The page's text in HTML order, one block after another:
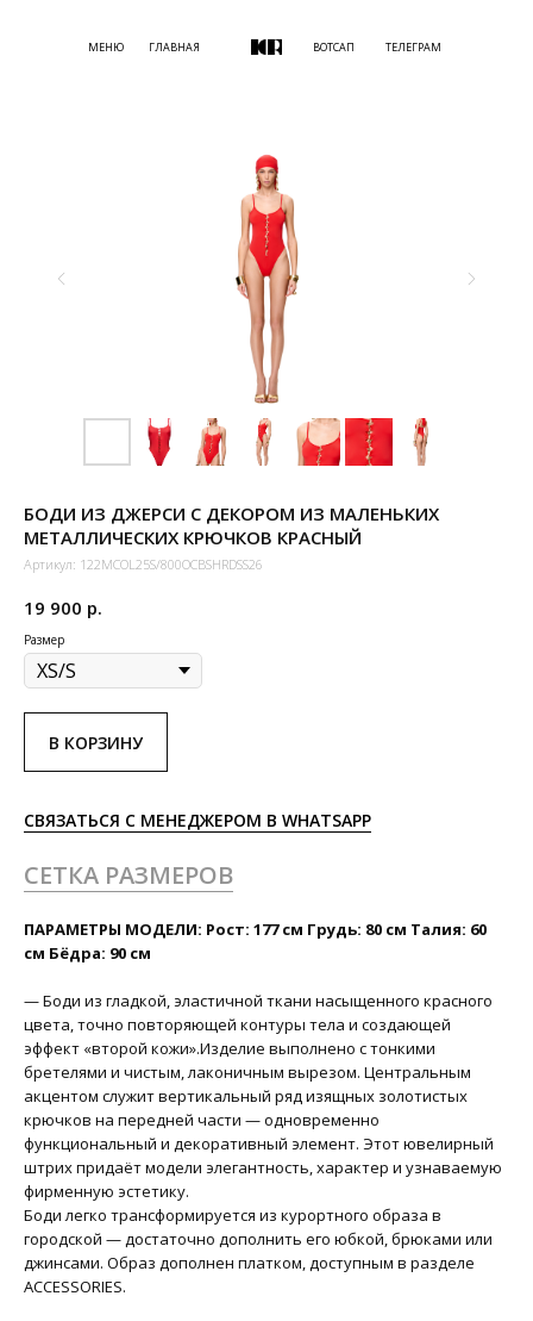
ВОТСАП ТЕЛЕГРАМ
МЕНЮ ГЛАВНАЯ
БОДИ ИЗ ДЖЕРСИ С ДЕКОРОМ ИЗ МАЛЕНЬКИХ
МЕТАЛЛИЧЕСКИХ КРЮЧКОВ КРАСНЫЙ
Артикул: 122MCOL25S/800ОCBSHRDSS26
19 900 р.
Размер
В КОРЗИНУ
СВЯЗАТЬСЯ С МЕНЕДЖЕРОМ В WHATSAPP
СЕТКА РАЗМЕРОВ
ПАРАМЕТРЫ МОДЕЛИ: Рост: 177 см Грудь: 80 см Талия: 60
см Бёдра: 90 см
— Боди из гладкой, эластичной ткани насыщенного красного
цвета, точно повторяющей контуры тела и создающей
эффект «второй кожи».Изделие выполнено с тонкими
бретелями и чистым, лаконичным вырезом. Центральным
акцентом служит вертикальный ряд изящных золотистых
крючков на передней части — одновременно
функциональный и декоративный элемент. Этот ювелирный
штрих придаёт модели элегантность, характер и узнаваемую
фирменную эстетику.
Боди легко трансформируется из курортного образа в
городской — достаточно дополнить его юбкой, брюками или
джинсами. Образ дополнен платком, доступным в разделе
ACCESSORIES.